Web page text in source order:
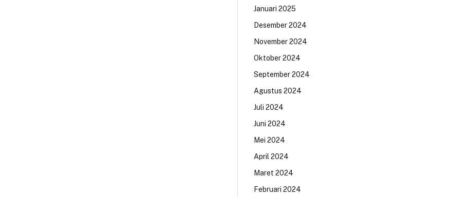
Januari 2025
Desember 2024
November 2024
Oktober 2024
September 2024
Agustus 2024
Juli 2024
Juni 2024
Mei 2024
April 2024
Maret 2024
Februari 2024